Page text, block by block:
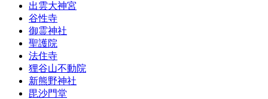
出雲大神宮
谷性寺
御霊神社
聖護院
法住寺
狸谷山不動院
新熊野神社
毘沙門堂